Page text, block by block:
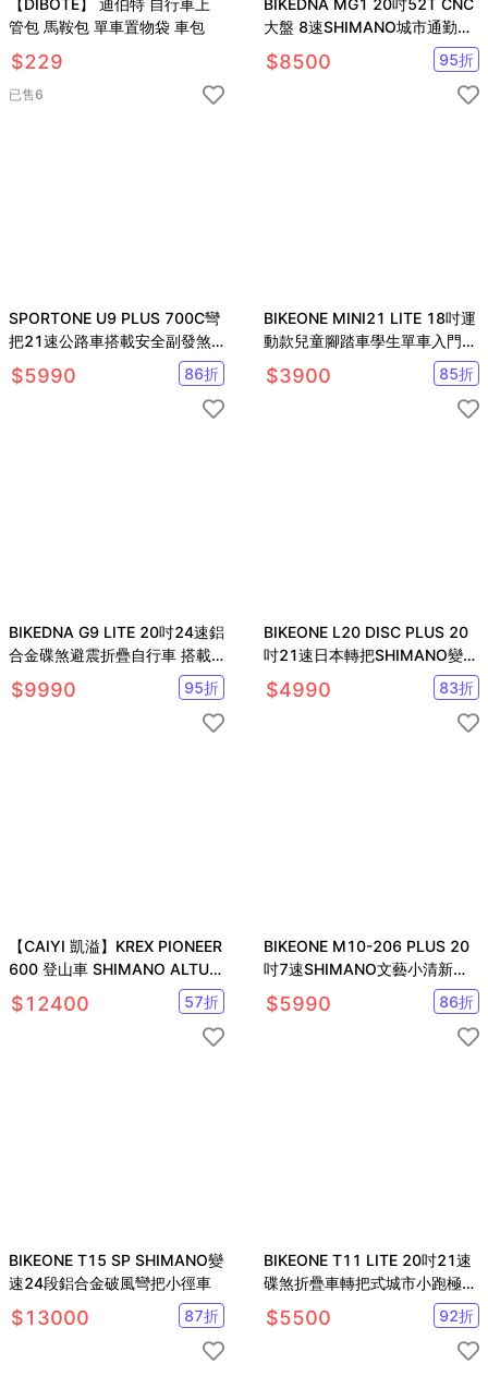
【DIBOTE】 迪伯特 自行車上
管包 馬鞍包 單車置物袋 車包
$229
已售6
BIKEDNA MG1 20吋52T CNC
大盤 8速SHIMANO城市通勤折
疊自行車便捷換檔
$8500 95折
SPORTONE U9 PLUS 700C彎
把21速公路車搭載安全副發煞
把設計專為入門練騎而生的車款
$5990 86折
BIKEONE MINI21 LITE 18吋運
動款兒童腳踏車學生單車入門款
輔助輪三輪車
$3900 85折
BIKEDNA G9 LITE 20吋24速鋁
合金碟煞避震折疊自行車 搭載
SHIMANO24變速
$9990 95折
BIKEONE L20 DISC PLUS 20
吋21速日本轉把SHIMANO變速
系統碟煞摺疊車
$4990 83折
【CAIYI 凱溢】KREX PIONEER
600 登山車 SHIMANO ALTUS
27速 自行車 腳踏車
$12400 57折
BIKEONE M10-206 PLUS 20
吋7速SHIMANO文藝小清新淑
女車(貨架置物籃版)
$5990 86折
BIKEONE T15 SP SHIMANO變
速24段鋁合金破風彎把小徑車
$13000 87折
BIKEONE T11 LITE 20吋21速
碟煞折疊車轉把式城市小跑極簡
風小折為符合日常通勤需求
$5500 92折